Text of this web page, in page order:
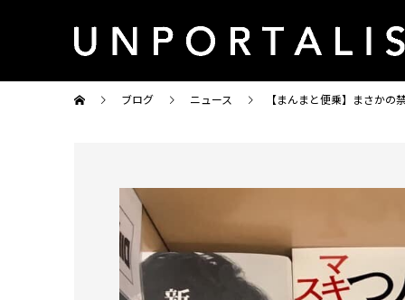
ブログ ニュース 【まんまと便乗】まさか